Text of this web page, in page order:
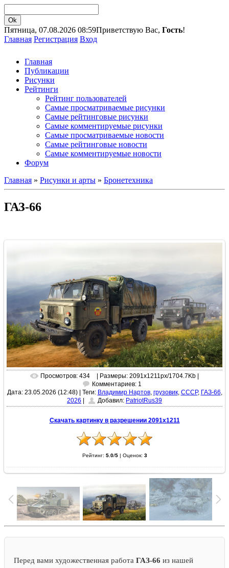
Пятница, 07.08.2026 08:59Приветствую Вас, Гость!
Главная Регистрация Вход
Главная
Публикации
Рисунки
Рейтинги
Рейтинг пользователей
Самые просматриваемые рисунки
Самые рейтинговые рисунки
Самые комментируемые рисунки
Самые просматриваемые новости
Самые рейтинговые новости
Самые комментируемые новости
Форум
Главная » Рисунки и арты » Бронетехника
ГАЗ-66
Просмотров: 434
| Размеры: 2091x1211px/1704.7Kb |
Комментариев: 1
Дата: 23.05.2026 (12:48)| Теги: Владимир Нартов, грузовик, СССР, ГАЗ-66,
2026
Добавил: PatriotRus39
Скачать картинку в разрешении 2091x1211
Рейтинг: 5.0/5| Оценок: 3
Перед вами художественная работа ГАЗ-66 из нашей